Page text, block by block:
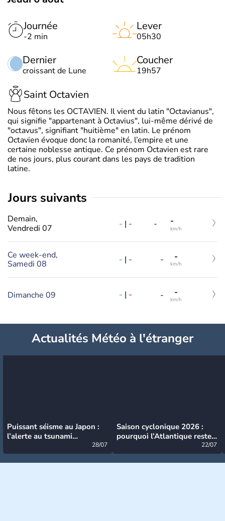
Journée
-2 min
Dernier
croissant de Lune
Lever
05h30
Coucher
19h57
Saint Octavien
Nous fêtons les OCTAVIEN. Il vient du latin "Octavianus",
qui signifie "appartenant à Octavius", lui-même dérivé de
"octavus", signifiant "huitième" en latin. Le prénom
Octavien évoque donc la romanité, l’empire et une
certaine noblesse antique. Ce prénom Octavien est rare
de nos jours, plus courant dans les pays de tradition
latine.
jours suivants
Demain,
Vendredi 07
- | - - -
km/h
Ce week-end,
Samedi 08
- | - - -
km/h
Dimanche 09 - | - - -
km/h
Actualités Météo à l'étranger
Puissant séisme au Japon :
l’alerte au tsunami
28/07
Saison cyclonique 2026 :
pourquoi l’Atlantique reste
22/07